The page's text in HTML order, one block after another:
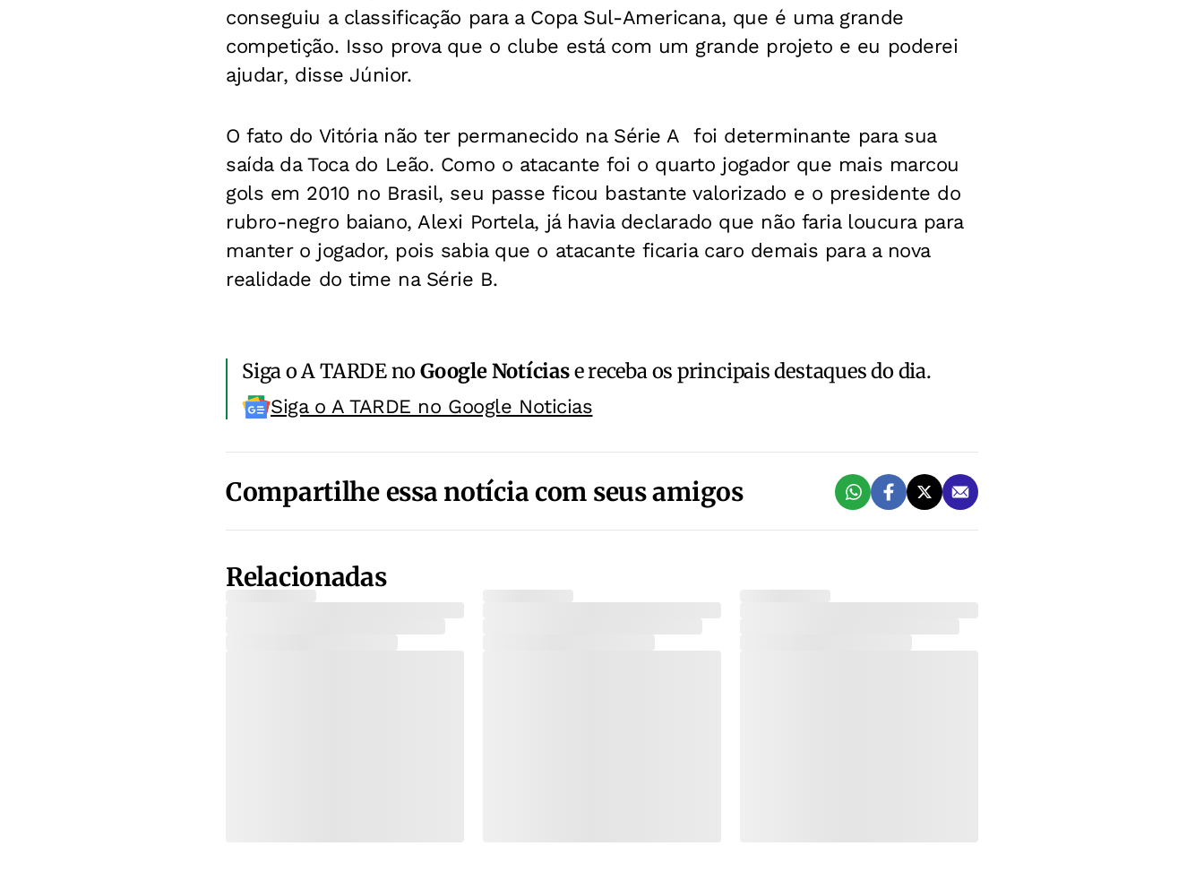
conseguiu a classificação para a Copa Sul-Americana, que é uma grande
competição. Isso prova que o clube está com um grande projeto e eu poderei
ajudar, disse Júnior.
O fato do Vitória não ter permanecido na Série A foi determinante para sua
saída da Toca do Leão. Como o atacante foi o quarto jogador que mais marcou
gols em 2010 no Brasil, seu passe ficou bastante valorizado e o presidente do
rubro-negro baiano, Alexi Portela, já havia declarado que não faria loucura para
manter o jogador, pois sabia que o atacante ficaria caro demais para a nova
realidade do time na Série B.
Siga o A TARDE noGoogle Notíciase receba os principais destaques do dia.
Siga o A TARDE no Google Noticias
Compartilhe essa notícia com seus amigos
Relacionadas